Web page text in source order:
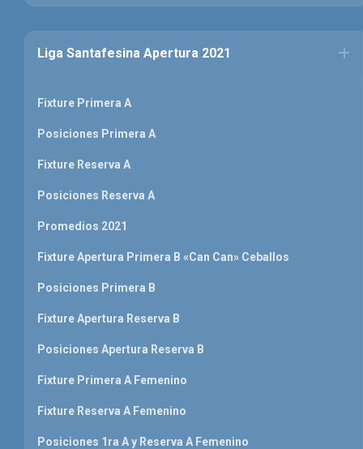
Liga Santafesina Apertura 2021
Fixture Primera A
Posiciones Primera A
Fixture Reserva A
Posiciones Reserva A
Promedios 2021
Fixture Apertura Primera B «Can Can» Ceballos
Posiciones Primera B
Fixture Apertura Reserva B
Posiciones Apertura Reserva B
Fixture Primera A Femenino
Fixture Reserva A Femenino
Posiciones 1ra A y Reserva A Femenino